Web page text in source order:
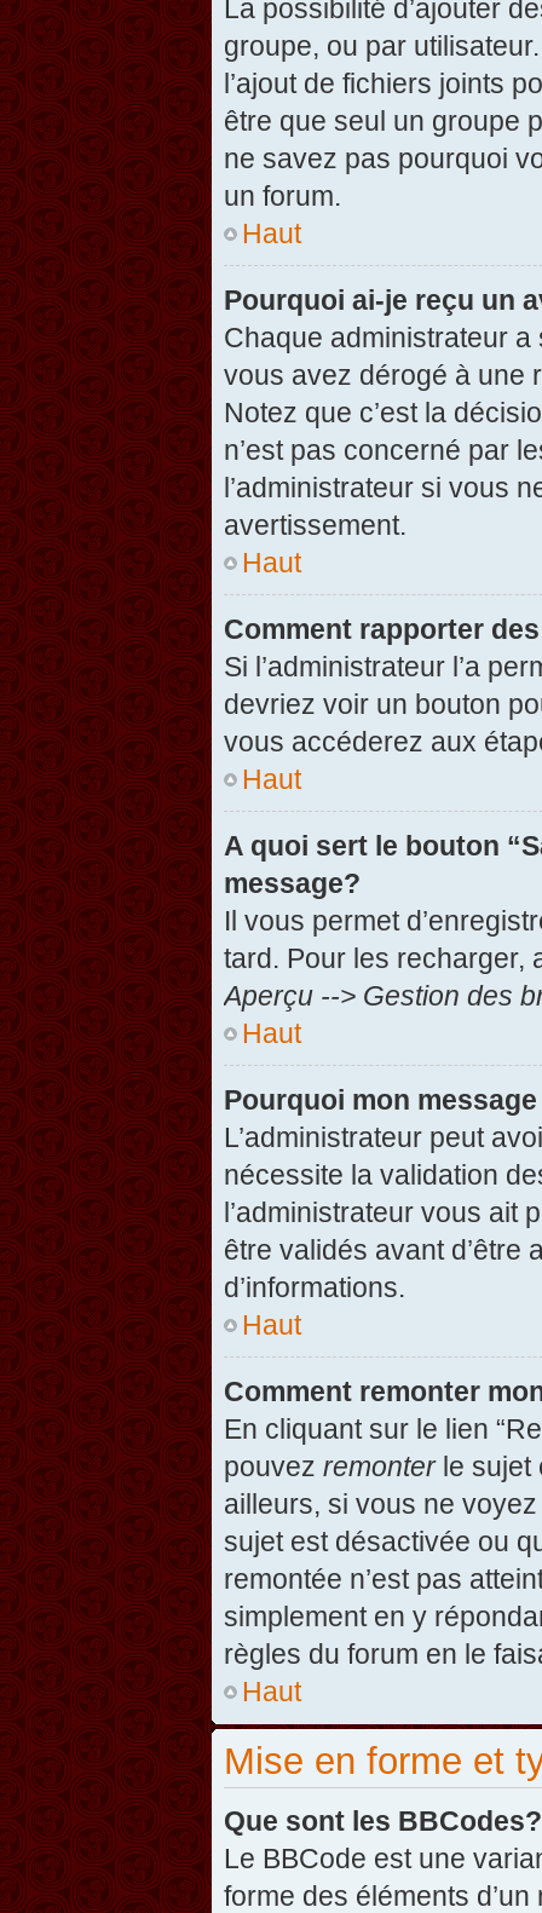
La possibilité d’ajouter
groupe, ou par
l’ajout de fichiers joints
être que seul un groupe
ne savez pas pourquoi
un forum.
Haut
Pourquoi ai-je reçu un
Chaque administrateur
vous avez dérogé à une
Notez que c’est la
n’est pas concerné par
l’administrateur si vous
avertissement.
Haut
Comment rapporter
Si l’administrateur l’a
devriez voir un bouton
vous accéderez aux
Haut
A quoi sert le bouton
message?
Il vous permet
tard. Pour les recharger,
Aperçu --> Gestion des
Haut
Pourquoi mon
L’administrateur peut
nécessite la validation
l’administrateur vous ait
être validés avant d’être
d’informations.
Haut
Comment remonter
En cliquant sur le lien
pouvez remonterle sujet
ailleurs, si vous ne
sujet est désactivée ou
remontée n’est pas
simplement en y
règles du forum en le
Haut
Mise en forme et
Que sont les BBCodes?
Le BBCode est une
forme des éléments